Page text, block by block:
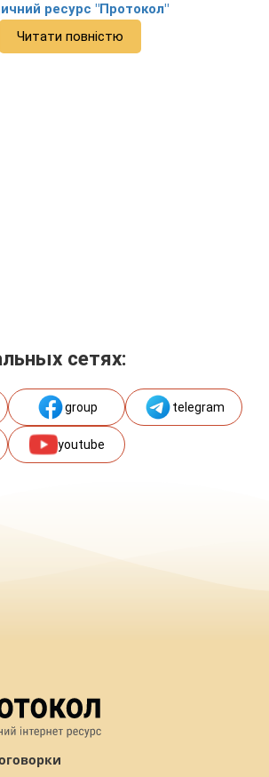
ресурс "Протокол"
Читати повністю
сетях:
group telegram
youtube